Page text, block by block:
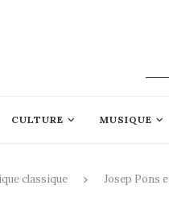
CULTURE MUSIQUE
classique Josep Pons